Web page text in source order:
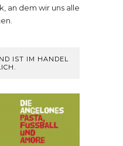
an dem wir uns alle
IST IM HANDEL